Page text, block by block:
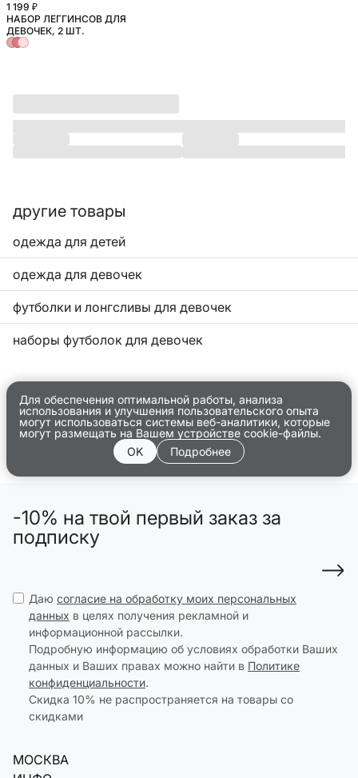
1 199 ₽
НАБОР ЛЕГГИНСОВ ДЛЯ
ДЕВОЧЕК, 2 ШТ.
другие товары
одежда для детей
одежда для девочек
футболки и лонгсливы для девочек
наборы футболок для девочек
Для обеспечения оптимальной работы, анализа
использования и улучшения пользовательского опыта
могут использоваться системы веб-аналитики, которые
могут размещать на Вашем устройстве cookie-файлы.
OK
Подробнее
-10% на твой первый заказ за
подписку
Даю согласие на обработку моих персональных
данных в целях получения рекламной и
информационной рассылки.
Подробную информацию об условиях обработки Ваших
данных и Ваших правах можно найти в Политике
конфиденциальности.
Скидка 10% не распространяется на товары со
скидками
МОСКВА